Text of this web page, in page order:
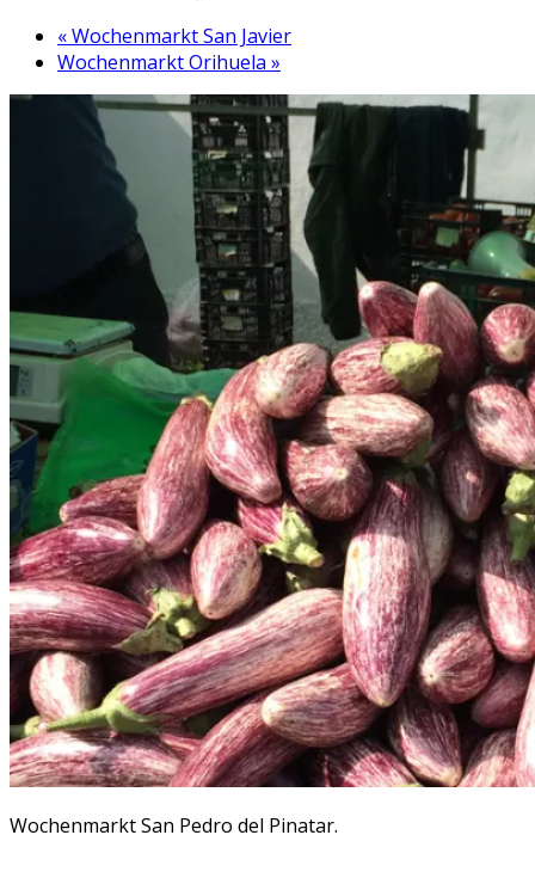
«Wochenmarkt San Javier
Wochenmarkt Orihuela »
Wochenmarkt San Pedro del Pinatar.